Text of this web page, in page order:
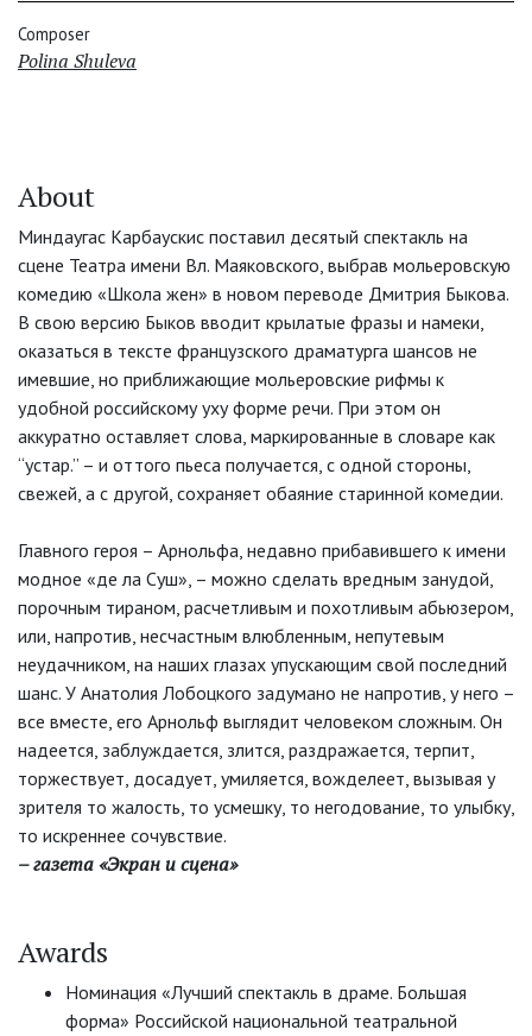
Composer
Polina Shuleva
About
Миндаугас Карбаускис поставил десятый спектакль на
сцене Театра имени Вл. Маяковского, выбрав мольеровскую
комедию «Школа жен» в новом переводе Дмитрия Быкова.
В свою версию Быков вводит крылатые фразы и намеки,
оказаться в тексте французского драматурга шансов не
имевшие, но приближающие мольеровские рифмы к
удобной российскому уху форме речи. При этом он
аккуратно оставляет слова, маркированные в словаре как
“устар.” – и оттого пьеса получается, с одной стороны,
свежей, а с другой, сохраняет обаяние старинной комедии.
Главного героя – Арнольфа, недавно прибавившего к имени
модное «де ла Суш», – можно сделать вредным занудой,
порочным тираном, расчетливым и похотливым абьюзером,
или, напротив, несчастным влюбленным, непутевым
неудачником, на наших глазах упускающим свой последний
шанс. У Анатолия Лобоцкого задумано не напротив, у него –
все вместе, его Арнольф выглядит человеком сложным. Он
надеется, заблуждается, злится, раздражается, терпит,
торжествует, досадует, умиляется, вожделеет, вызывая у
зрителя то жалость, то усмешку, то негодование, то улыбку,
то искреннее сочувствие.
– газета «Экран и сцена»
Awards
Номинация «Лучший спектакль в драме. Большая
форма» Российской национальной театральной